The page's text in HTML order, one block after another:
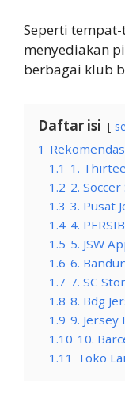
Seperti
menyediakan
berbagai klub
Daftar isi
1
1.1 1.
1.2 2.
1.3 3. Pusat
1.4 4.
1.5 5. JSW
1.6 6.
1.7 7. SC
1.8 8. Bdg
1.9 9. Jersey
1.10 10.
1.11 Toko